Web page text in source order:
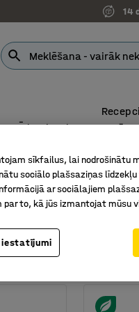
14
Ēdamistaba
piedāvājumus
skapjiem Garderobes
pamatnes
Augstums
sīkfailus, lai nodrošinātu
sociālo plašsaziņas
ar sociālajiem
par to, kā jūs izmantojat mūsu